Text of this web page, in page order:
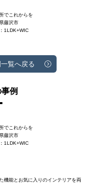
でこれからを
藤沢市
1LDK+WIC
覧へ戻る
例
でこれからを
藤沢市
1LDK+WIC
機能とお気に入りのインテリアを両